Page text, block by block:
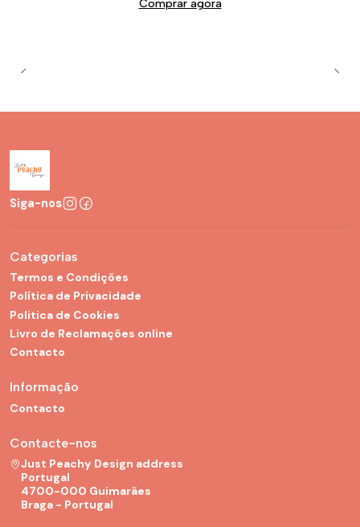
Siga-nos
Categorias
Termos e Condições
Política de Privacidade
Politica de Cookies
Livro de Reclamações online
Contacto
Informação
Contacto
Contacte-nos
Just Peachy Design address
Portugal
4700-000 Guimarães
Braga - Portugal